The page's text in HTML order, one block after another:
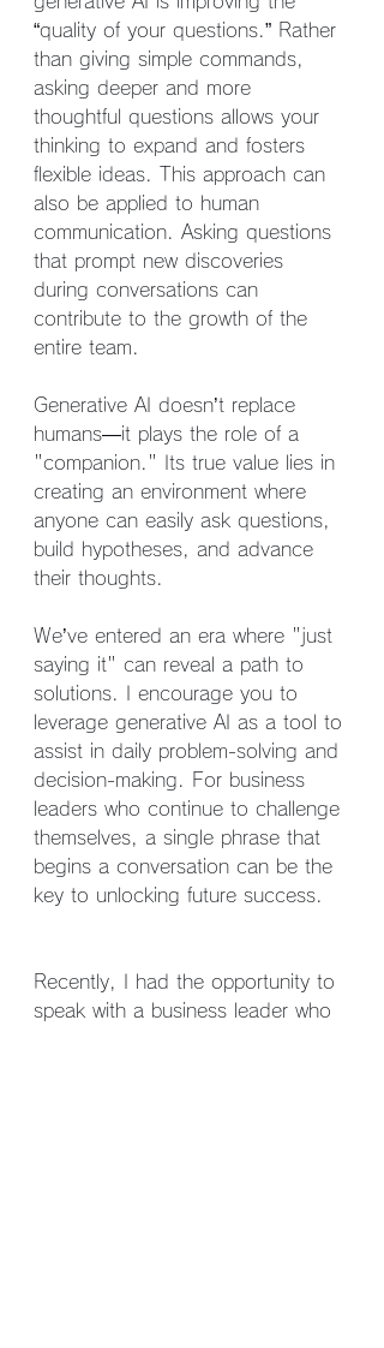
“quality of your questions.” Rather
than giving simple commands,
asking deeper and more
thoughtful questions allows your
thinking to expand and fosters
flexible ideas. This approach can
also be applied to human
communication. Asking questions
that prompt new discoveries
during conversations can
contribute to the growth of the
entire team.
Generative AI doesn’t replace
humans—it plays the role of a
"companion." Its true value lies in
creating an environment where
anyone can easily ask questions,
build hypotheses, and advance
their thoughts.
We’ve entered an era where "just
saying it" can reveal a path to
solutions. I encourage you to
leverage generative AI as a tool to
assist in daily problem-solving and
decision-making. For business
leaders who continue to challenge
themselves, a single phrase that
begins a conversation can be the
key to unlocking future success.
Recently, I had the opportunity to
speak with a business leader who